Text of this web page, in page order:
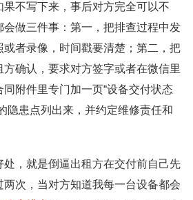
不写下来，事后对方完全可以不
做三件事：第一，把排查过程中发
者录像，时间戳要清楚；第二，把
确认，要求对方签字或者在微信里
附件里专门加一页“设备交付状态
隐患点列出来，并约定维修责任和
处，就是倒逼出租方在交付前自己先
次，当对方知道我每一台设备都会